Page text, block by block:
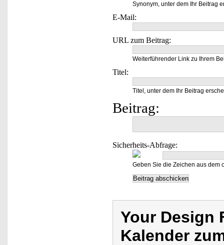
Synonym, unter dem Ihr Beitrag
E-Mail:
URL zum Beitrag:
Weiterführender Link zu Ihrem
Titel:
Titel, unter dem Ihr Beitrag
Beitrag:
Sicherheits-Abfrage:
Geben Sie die Zeichen aus dem
Your Design
Kalender